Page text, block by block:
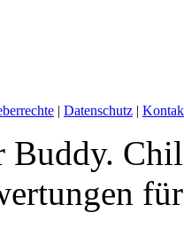
| Datenschutz |
Buddy.